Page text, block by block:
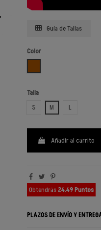
Guía de Tallas
Color
Talla
S
M L
Añadir al carrito
Obtendrás24.49 Puntos
PLAZOS DE ENVÍO Y